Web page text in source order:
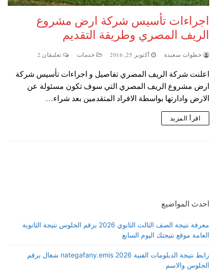
اجراءات تأسيس شركة ارض مشروع
الريف المصري وطريقة التقديم
خطوات سعيدة أكتوبر 25, 2016 خدمات تعليقان 2
اعلنت شركة الريف المصري تفاصيل و اجراءات تأسيس شركة
ارض مشروع الريف المصري التي سوف تكون مسئولة عن
الارض وادارتها بواسطة الافراد المتقدمين بعد شراء…
اقرأ المزيد
احدث المواضيع
معرفة نتيجة الصف الثالث الثانوي 2026 برقم الجلوس نتيجة الثانوية
العامة موقع نتيجتك اليوم السابع
رابط نتيجة الدبلومات الفنية 2026 nategafany.emis شغال برقم
الجلوس والاسم